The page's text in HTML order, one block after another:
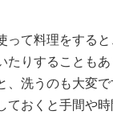
って料理をする
たりすることも
、洗うのも大変
ておくと手間や